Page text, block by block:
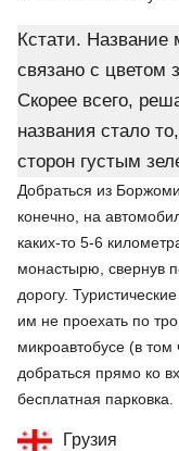
Кстати. Название
связано с цветом
Скорее всего,
названия стало
сторон густым
Добраться из
конечно, на
каких-то 5-6
монастырю, свернув
дорогу.
им не проехать по
микроавтобусе (в
добраться прямо ко
бесплатная парковка.
Грузия